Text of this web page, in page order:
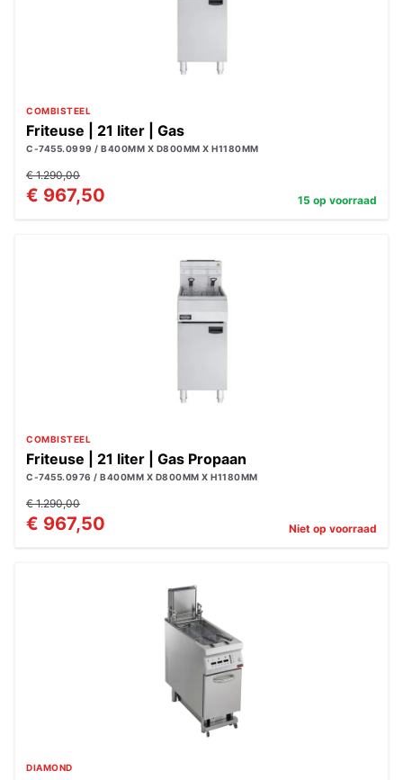
COMBISTEEL
Friteuse | 21 liter | Gas
C-7455.0999 / B400MM X D800MM X H1180MM
€ 1.290,00
€ 967,50 15 op voorraad
COMBISTEEL
Friteuse | 21 liter | Gas Propaan
C-7455.0976 / B400MM X D800MM X H1180MM
€ 1.290,00
€ 967,50 Niet op voorraad
DIAMOND